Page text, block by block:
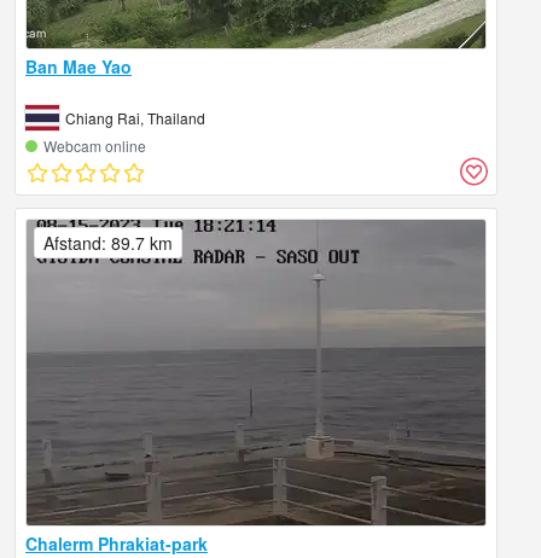
Ban Mae Yao
Chiang Rai, Thailand
Webcam online
Chalerm Phrakiat-park
Afstand: 89.7 km